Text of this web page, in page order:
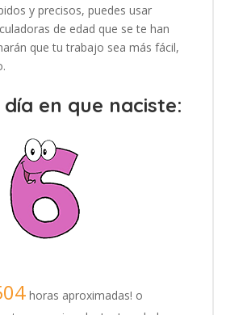
y precisos, puedes usar
de edad que se te han
que tu trabajo sea más fácil,
en que naciste:
horas aproximadas! o